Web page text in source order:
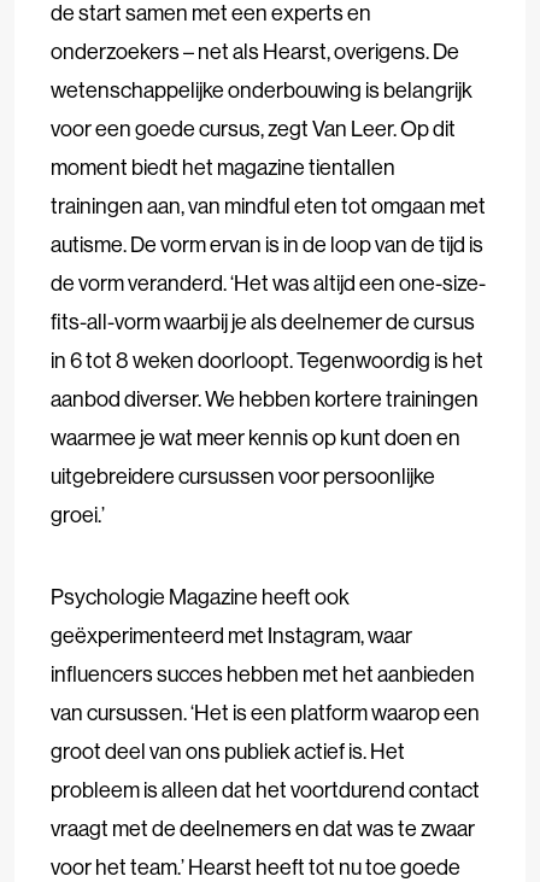
de start samen met een experts en
onderzoekers – net als Hearst, overigens. De
wetenschappelijke onderbouwing is belangrijk
voor een goede cursus, zegt Van Leer. Op dit
moment biedt het magazine tientallen
trainingen aan, van mindful eten tot omgaan met
autisme. De vorm ervan is in de loop van de tijd is
de vorm veranderd. ‘Het was altijd een one-size-
fits-all-vorm waarbij je als deelnemer de cursus
in 6 tot 8 weken doorloopt. Tegenwoordig is het
aanbod diverser. We hebben kortere trainingen
waarmee je wat meer kennis op kunt doen en
uitgebreidere cursussen voor persoonlijke
groei.’
Psychologie Magazine heeft ook
geëxperimenteerd met Instagram, waar
influencers succes hebben met het aanbieden
van cursussen. ‘Het is een platform waarop een
groot deel van ons publiek actief is. Het
probleem is alleen dat het voortdurend contact
vraagt met de deelnemers en dat was te zwaar
voor het team.’ Hearst heeft tot nu toe goede